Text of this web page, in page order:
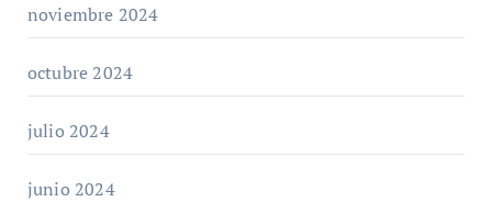
noviembre 2024
octubre 2024
julio 2024
junio 2024